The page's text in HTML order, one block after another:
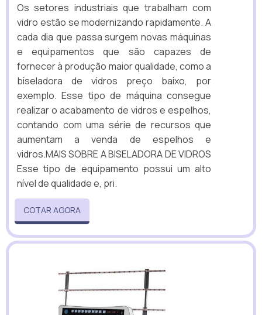
Os setores industriais que trabalham com
vidro estão se modernizando rapidamente. A
cada dia que passa surgem novas máquinas
e equipamentos que são capazes de
fornecer à produção maior qualidade, como a
biseladora de vidros preço baixo, por
exemplo. Esse tipo de máquina consegue
realizar o acabamento de vidros e espelhos,
contando com uma série de recursos que
aumentam a venda de espelhos e
vidros.MAIS SOBRE A BISELADORA DE VIDROS
Esse tipo de equipamento possui um alto
nível de qualidade e, pri.
COTAR AGORA